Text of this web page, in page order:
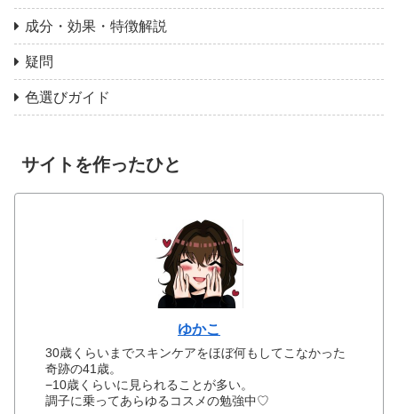
成分・効果・特徴解説
疑問
色選びガイド
サイトを作ったひと
ゆかこ
30歳くらいまでスキンケアをほぼ何もしてこなかった
奇跡の41歳。
−10歳くらいに見られることが多い。
調子に乗ってあらゆるコスメの勉強中♡